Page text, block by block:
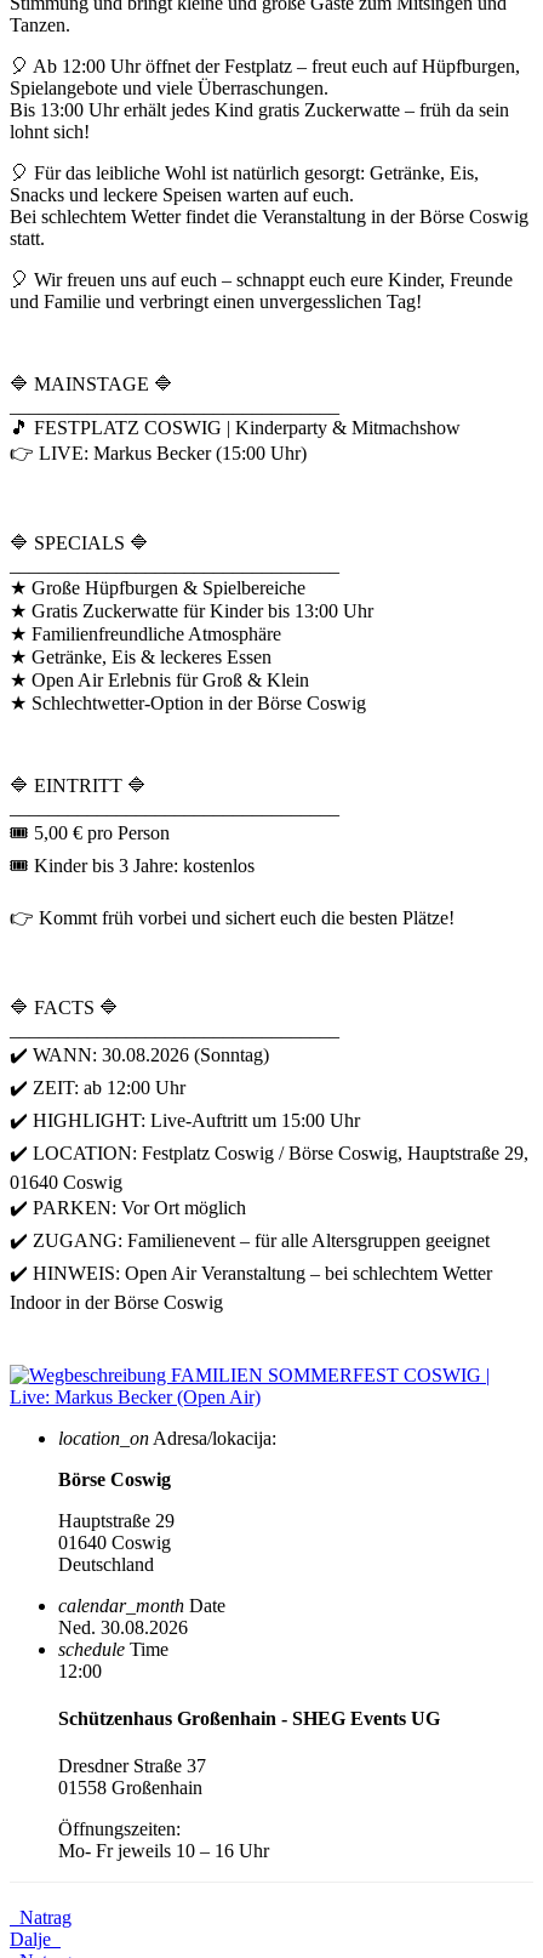
Tanzen.
🎈 Ab 12:00 Uhr öffnet der Festplatz – freut euch auf Hüpfburgen,
Spielangebote und viele Überraschungen.
Bis 13:00 Uhr erhält jedes Kind gratis Zuckerwatte – früh da sein
lohnt sich!
🎈 Für das leibliche Wohl ist natürlich gesorgt: Getränke, Eis,
Snacks und leckere Speisen warten auf euch.
Bei schlechtem Wetter findet die Veranstaltung in der Börse Coswig
statt.
🎈 Wir freuen uns auf euch – schnappt euch eure Kinder, Freunde
und Familie und verbringt einen unvergesslichen Tag!
🔷 MAINSTAGE 🔷
🎵 FESTPLATZ COSWIG | Kinderparty & Mitmachshow
👉 LIVE: Markus Becker (15:00 Uhr)
🔷 SPECIALS 🔷
★ Große Hüpfburgen & Spielbereiche
★ Gratis Zuckerwatte für Kinder bis 13:00 Uhr
★ Familienfreundliche Atmosphäre
★ Getränke, Eis & leckeres Essen
★ Open Air Erlebnis für Groß & Klein
★ Schlechtwetter-Option in der Börse Coswig
🔷 EINTRITT 🔷
🎟 5,00 € pro Person
🎟 Kinder bis 3 Jahre: kostenlos
👉 Kommt früh vorbei und sichert euch die besten Plätze!
🔷 FACTS 🔷
✔️ WANN: 30.08.2026 (Sonntag)
✔️ ZEIT: ab 12:00 Uhr
✔️ HIGHLIGHT: Live-Auftritt um 15:00 Uhr
✔️ LOCATION: Festplatz Coswig / Börse Coswig, Hauptstraße 29,
01640 Coswig
✔️ PARKEN: Vor Ort möglich
✔️ ZUGANG: Familienevent – für alle Altersgruppen geeignet
✔️ HINWEIS: Open Air Veranstaltung – bei schlechtem Wetter
Indoor in der Börse Coswig
location_on Adresa/lokacija:
Börse Coswig
Hauptstraße 29
01640 Coswig
Deutschland
calendar_month Date
Ned. 30.08.2026
schedule Time
12:00
Schützenhaus Großenhain - SHEG Events UG
Dresdner Straße 37
01558 Großenhain
Öffnungszeiten:
Mo- Fr jeweils 10 – 16 Uhr
Natrag
Dalje